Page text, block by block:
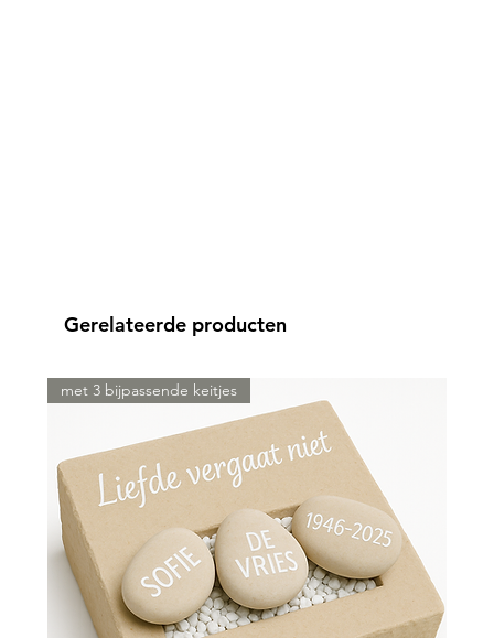
Gerelateerde producten
met 3 bijpassende keitjes